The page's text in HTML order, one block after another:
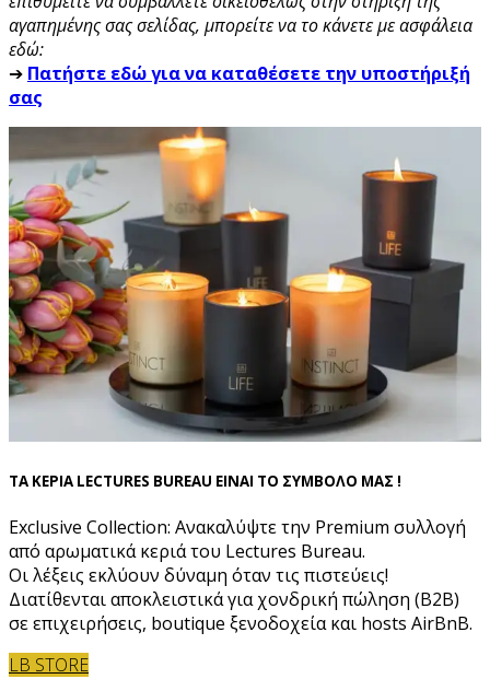
αγαπημένης σας σελίδας, μπορείτε να το κάνετε με ασφάλεια
εδώ:
➔ Πατήστε εδώ για να καταθέσετε την υποστήριξή
σας
ΤΑ ΚΕΡΙΑ LECTURES BUREAU ΕΙΝΑΙ ΤΟ ΣΥΜΒΟΛΟ ΜΑΣ !
Exclusive Collection: Ανακαλύψτε την Premium συλλογή
από αρωματικά κεριά του Lectures Bureau.
Οι λέξεις εκλύουν δύναμη όταν τις πιστεύεις!
Διατίθενται αποκλειστικά για χονδρική πώληση (B2B)
σε επιχειρήσεις, boutique ξενοδοχεία και hosts AirBnB.
LB STORE